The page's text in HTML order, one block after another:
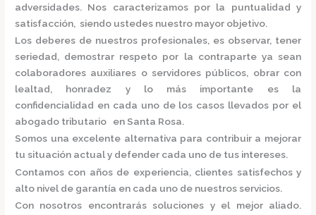
adversidades. Nos caracterizamos por la puntualidad y
satisfacción, siendo ustedes nuestro mayor objetivo.
Los deberes de nuestros profesionales, es observar, tener
seriedad, demostrar respeto por la contraparte ya sean
colaboradores auxiliares o servidores públicos, obrar con
lealtad, honradez y lo más importante es la
confidencialidad en cada uno de los casos llevados por el
abogado tributario en Santa Rosa.
Somos una excelente alternativa para contribuir a mejorar
tu situación actual y defender cada uno de tus intereses.
Contamos con años de experiencia, clientes satisfechos y
alto nivel de garantía en cada uno de nuestros servicios.
Con nosotros encontrarás soluciones y el mejor aliado.